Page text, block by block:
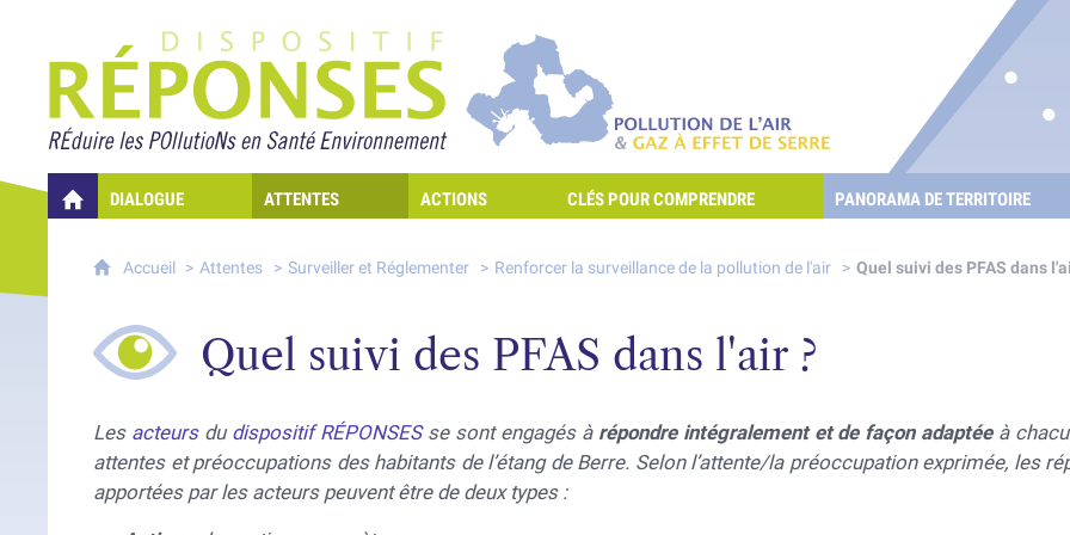
Projet Réponses - Réduire les POllutioNs en Santé Environnement
Pollution de l'air & gaz à effet de serre
QUELLES RÉPONSES À MES PRÉOCCUPATIONS SUR LA POLLUTION DE L'AIR ET LES GAZ À EFFET DE SERRE ?
DIALOGUE ATTENTES ACTIONS CLÉS POUR COMPRENDRE PANORAMA DE TERRITOIRE
Accueil Attentes Surveiller et Réglementer Renforcer la surveillance de la pollution de l'air Quel suivi des PFAS dans
Quel suivi des PFAS dans l'air ?
Les acteursdu dispositif RÉPONSESse sont engagés à répondre intégralement et de façon adaptée à
attentes et préoccupations des habitants de l’étang de Berre. Selon l’attente/la préoccupation exprimée, les
apportées par les acteurs peuvent être de deux types :